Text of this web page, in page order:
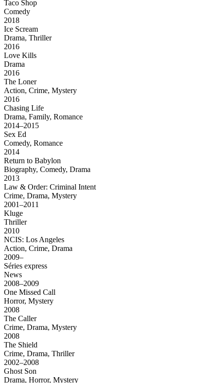
Taco Shop
Comedy
2018
Ice Scream
Drama, Thriller
2016
Love Kills
Drama
2016
The Loner
Action, Crime, Mystery
2016
Chasing Life
Drama, Family, Romance
2014–2015
Sex Ed
Comedy, Romance
2014
Return to Babylon
Biography, Comedy, Drama
2013
Law & Order: Criminal Intent
Crime, Drama, Mystery
2001–2011
Kluge
Thriller
2010
NCIS: Los Angeles
Action, Crime, Drama
2009–
Séries express
News
2008–2009
One Missed Call
Horror, Mystery
2008
The Caller
Crime, Drama, Mystery
2008
The Shield
Crime, Drama, Thriller
2002–2008
Ghost Son
Drama, Horror, Mystery